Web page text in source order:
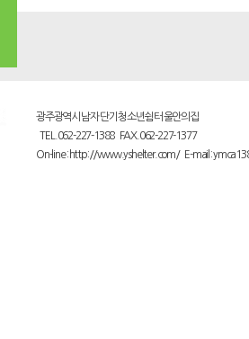
광주광역시 남자 단기 청소년쉼터 울안의집
TEL.062-227-1388 FAX.062-227-1377
On-line : http://www.yshelter.com/ E-mail :